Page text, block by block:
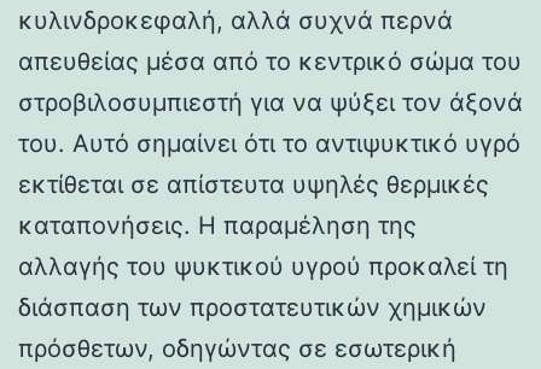
κυλινδροκεφαλή, αλλά συχνά περνά
απευθείας μέσα από το κεντρικό σώμα του
στροβιλοσυμπιεστή για να ψύξει τον άξονά
του. Αυτό σημαίνει ότι το αντιψυκτικό υγρό
εκτίθεται σε απίστευτα υψηλές θερμικές
καταπονήσεις. Η παραμέληση της
αλλαγής του ψυκτικού υγρού προκαλεί τη
διάσπαση των προστατευτικών χημικών
πρόσθετων, οδηγώντας σε εσωτερική